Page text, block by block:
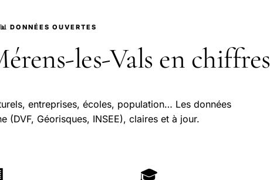
DONNÉES OUVERTES
les-Vals en chiffres
entreprises, écoles, population… Les données
(DVF, Géorisques, INSEE), claires et à jour.
🎓